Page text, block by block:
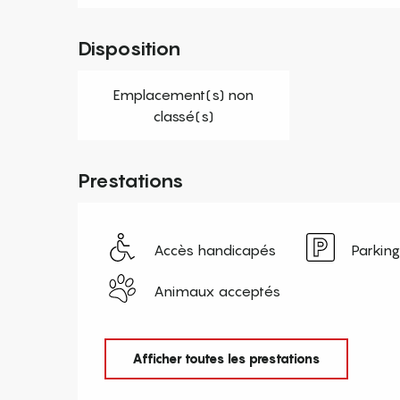
Disposition
Emplacement(s) non
classé(s)
Prestations
Accès handicapés Parking
Animaux acceptés
Afficher toutes les prestations